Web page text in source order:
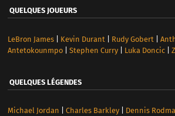
QUELQUES JOUEURS
LeBron James| Kevin Durant Rudy Gobert
Antetokounmpo| Stephen Curry| Luka Doncic|
QUELQUES LÉGENDES
Michael Jordan Charles Barkley| Dennis